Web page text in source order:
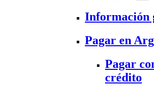
Información
Pagar en
Pagar
crédito